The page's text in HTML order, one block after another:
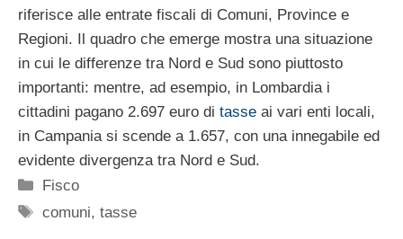
riferisce alle entrate fiscali di Comuni, Province e
Regioni. Il quadro che emerge mostra una situazione
in cui le differenze tra Nord e Sud sono piuttosto
importanti: mentre, ad esempio, in Lombardia i
cittadini pagano 2.697 euro di tasse ai vari enti locali,
in Campania si scende a 1.657, con una innegabile ed
evidente divergenza tra Nord e Sud.
Categorie
Fisco
Tag
comuni,tasse